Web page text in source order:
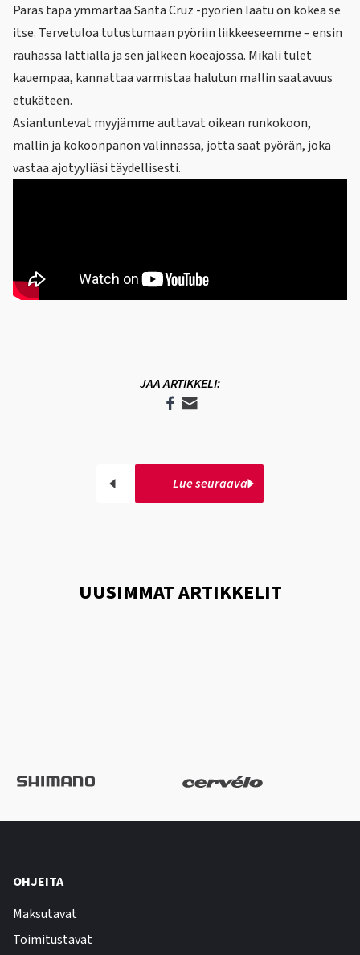
Paras tapa ymmärtää Santa Cruz -pyörien laatu on kokea se
itse. Tervetuloa tutustumaan pyöriin liikkeeseemme – ensin
rauhassa lattialla ja sen jälkeen koeajossa. Mikäli tulet
kauempaa, kannattaa varmistaa halutun mallin saatavuus
etukäteen.
Asiantuntevat myyjämme auttavat oikean runkokoon,
mallin ja kokoonpanonvalinnassa, jotta saat pyörän, joka
vastaa ajotyyliäsi täydellisesti.
JAA ARTIKKELI:
Lue seuraava
UUSIMMAT ARTIKKELIT
OHJEITA
Maksutavat
Toimitustavat